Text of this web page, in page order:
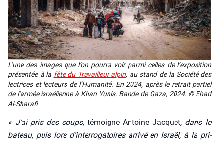
L’une des images que l’on pour­ra voir par­mi celles de l’ex­po­si­tion
pré­sen­tée à la fête du Tra­vailleur alpin, au stand de la Socié­té des
lec­trices et lec­teurs de l’Hu­ma­ni­té. En 2024, après le retrait par­tiel
de l’ar­mée israé­lienne à Khan Yunis. Bande de Gaza, 2024. © Ehad
Al-Sha­ra­fi
« J’ai pris des coups, témoigne Antoine Jac­quet, dans le
bateau, puis lors d’interrogatoires arri­vé en Israël, à la pri­